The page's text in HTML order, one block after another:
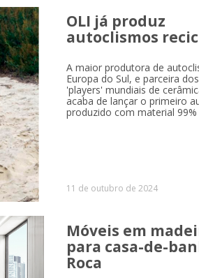
OLI já produz
autoclismos
A maior produtora de
Europa do Sul, e parceira
'players' mundiais de
acaba de lançar o primeiro
produzido com material 99%
11 de outubro de 2024
Móveis em
para casa-de-
Roca